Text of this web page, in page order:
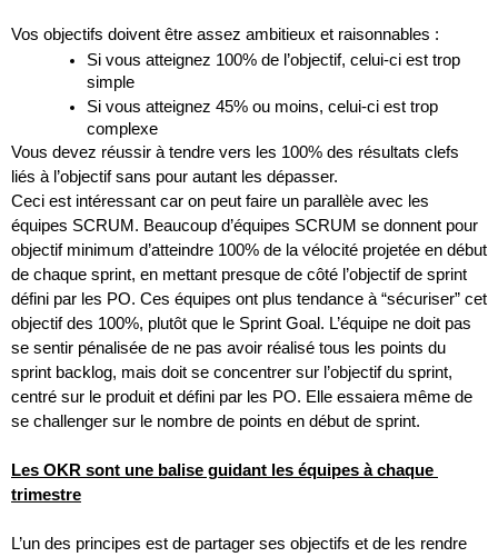
Vos objectifs doivent être assez ambitieux et raisonnables :
Si vous atteignez 100% de l’objectif, celui-ci est trop
simple
Si vous atteignez 45% ou moins, celui-ci est trop
complexe
Vous devez réussir à tendre vers les 100% des résultats clefs
liés à l’objectif sans pour autant les dépasser.
Ceci est intéressant car on peut faire un parallèle avec les
équipes SCRUM. Beaucoup d’équipes SCRUM se donnent pour
objectif minimum d’atteindre 100% de la vélocité projetée en début
de chaque sprint, en mettant presque de côté l’objectif de sprint
défini par les PO. Ces équipes ont plus tendance à “sécuriser” cet
objectif des 100%, plutôt que le Sprint Goal. L’équipe ne doit pas
se sentir pénalisée de ne pas avoir réalisé tous les points du
sprint backlog, mais doit se concentrer sur l’objectif du sprint,
centré sur le produit et défini par les PO. Elle essaiera même de
se challenger sur le nombre de points en début de sprint.
Les OKR sont une balise guidant les équipes à chaque
trimestre
L’un des principes est de partager ses objectifs et de les rendre